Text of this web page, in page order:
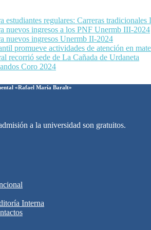
estudiantes regulares: Carreras
nuevos ingresos a los PNF Unermb III-2024
nuevos ingresos Unermb II-2024
promueve actividades de atención en
recorrió sede de La Cañada de Urdaneta
Coro 2024
«Rafael María Baralt»
a la universidad son gratuitos.
Interna